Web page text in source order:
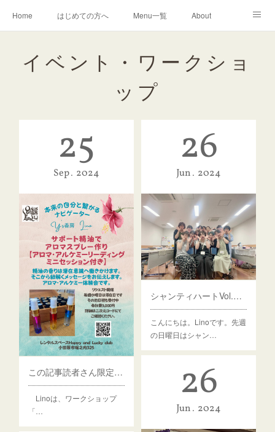
Home はじめての方へ Menu一覧 About
アニマルコミュニケーションメール鑑定お申込フォーム
アメブロ お問い合わせ
イベント・ワークショ
ップ
25
Sep 2024
この記事読者さん限定のお知らせ
Linoは、ワークショップ
「…
26
Jun 2024
シャンティハートVol.20⭐︎ありがとうございました
こんにちは。Linoです。先週
の日曜日はシャン…
26
Jun 2024